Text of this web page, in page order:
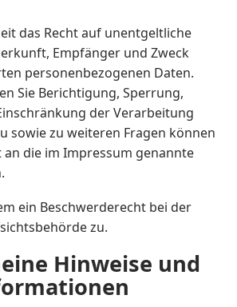
das Recht auf unentgeltliche
Empfänger und Zweck
personenbezogenen Daten.
Sie Berichtigung, Sperrung,
der Verarbeitung
sowie zu weiteren Fragen können
an die im Impressum genannte
ein Beschwerderecht bei der
zu.
Hinweise und